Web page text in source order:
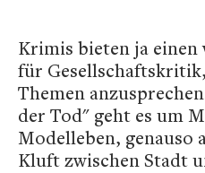
Krimis bieten ja
für
Themen
der Tod" geht es um
Modelleben, genauso
Kluft zwischen Stadt